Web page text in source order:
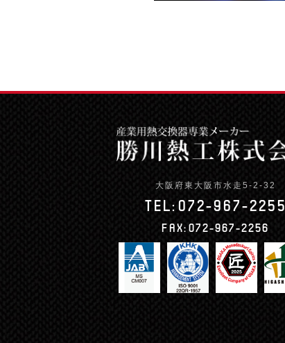
大阪府東大阪市水走5-2-32
TEL: 072-967-2255
FAX: 072-967-2256